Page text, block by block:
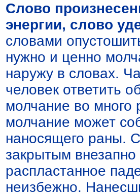
Слово
энергии, слово
словами
нужно и ценно
наружу в словах.
человек ответить
молчание во много
молчание может
наносящего раны.
закрытым
распластанное
неизбежно.